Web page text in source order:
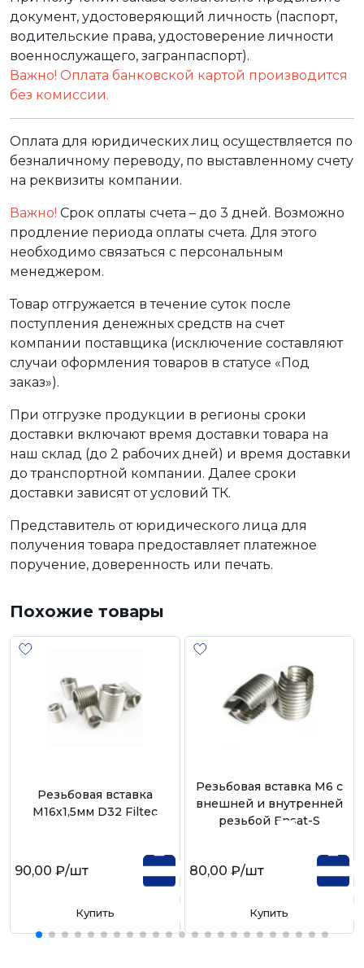
документ, удостоверяющий личность (паспорт,
водительские права, удостоверение личности
военнослужащего, загранпаспорт).
Важно! Оплата банковской картой производится
без комиссии.
Оплата для юридических лиц осуществляется по
безналичному переводу, по выставленному счету
на реквизиты компании.
Важно! Срок оплаты счета – до 3 дней. Возможно
продление периода оплаты счета. Для этого
необходимо связаться с персональным
менеджером.
Товар отгружается в течение суток после
поступления денежных средств на счет
компании поставщика (исключение составляют
случаи оформления товаров в статусе «Под
заказ»).
При отгрузке продукции в регионы сроки
доставки включают время доставки товара на
наш склад (до 2 рабочих дней) и время доставки
до транспортной компании. Далее сроки
доставки зависят от условий ТК.
Представитель от юридического лица для
получения товара предоставляет платежное
поручение, доверенность или печать.
Похожие товары
Резьбовая вставка
М16х1,5мм D32 Filtec
90,00 ₽/шт
Купить
Резьбовая вставка М6 с
внешней и внутренней
резьбой Ensat-S
80,00 ₽/шт
Купить